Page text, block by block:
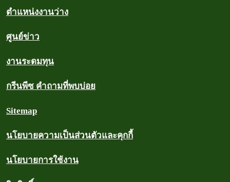
ตำแหน่งงานว่าง
ศูนย์ข่าว
งานระดมทุน
กรีนพีซ คำถามที่พบบ่อย
Sitemap
นโยบายความเป็นส่วนตัวและคุกกี้
นโยบายการใช้งาน